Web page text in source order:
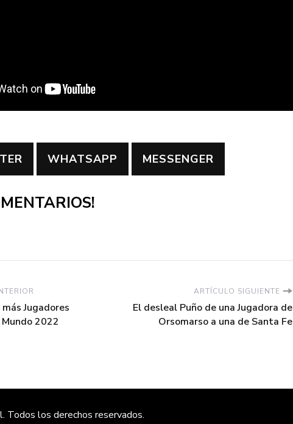
WHATSAPP MESSENGER
Jugadores
2022
ARTÍCULO SIGUIENTE
El desleal Puño de una Jugadora de
Orsomarso a una de Santa Fe
. Todos los derechos reservados.